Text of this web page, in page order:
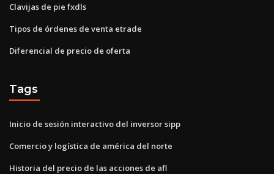
Clavijas de pie fxdls
Tipos de órdenes de venta etrade
Diferencial de precio de oferta
Tags
Inicio de sesión interactivo del inversor sipp
Comercio y logística de américa del norte
Historia del precio de las acciones de afl